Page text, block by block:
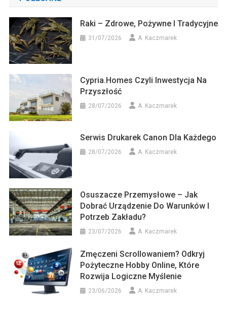
Raki – Zdrowe, Pożywne I Tradycyjne
31/07/2026 A. Kaczmarek
Cypria.homes Czyli Inwestycja Na
Przyszłość
28/07/2026 A. Kaczmarek
Serwis Drukarek Canon Dla Każdego
28/07/2026 A. Kaczmarek
Osuszacze Przemysłowe – Jak
Dobrać Urządzenie Do Warunków I
Potrzeb Zakładu?
23/07/2026 A. Kaczmarek
Zmęczeni Scrollowaniem? Odkryj
Pożyteczne Hobby Online, Które
Rozwija Logiczne Myślenie
23/06/2026 A. Kaczmarek